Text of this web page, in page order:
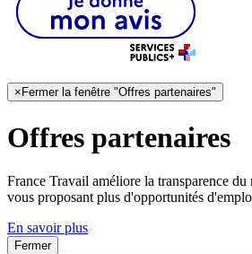
× Fermer la fenêtre "Offres partenaires"
Offres partenaires
France Travail améliore la transparence du
vous proposant plus d'opportunités
En savoir plus
Fermer